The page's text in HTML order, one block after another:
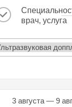
врач, услуга
3 августа — 9